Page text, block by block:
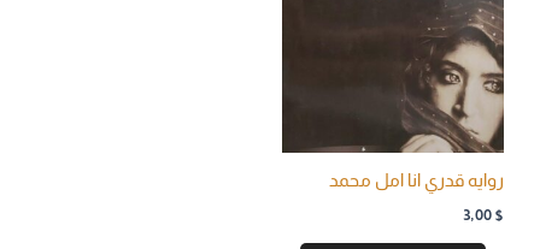
روايه قدري انا امل محمد
3,00 $